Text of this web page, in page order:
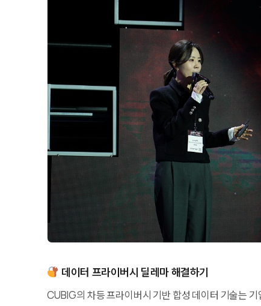
데이터 프라이버시 딜레마 해결하기
CUBIG의 차등 프라이버시 기반 합성 데이터 기술는